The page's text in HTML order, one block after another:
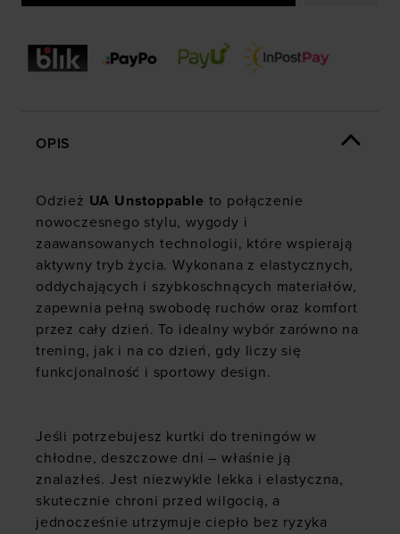
OPIS
Odzież UA Unstoppable to połączenie
nowoczesnego stylu, wygody i
zaawansowanych technologii, które wspierają
aktywny tryb życia. Wykonana z elastycznych,
oddychających i szybkoschnących materiałów,
zapewnia pełną swobodę ruchów oraz komfort
przez cały dzień. To idealny wybór zarówno na
trening, jak i na co dzień, gdy liczy się
funkcjonalność i sportowy design.
Jeśli potrzebujesz kurtki do treningów w
chłodne, deszczowe dni – właśnie ją
znalazłeś. Jest niezwykle lekka i elastyczna,
skutecznie chroni przed wilgocią, a
jednocześnie utrzymuje ciepło bez ryzyka